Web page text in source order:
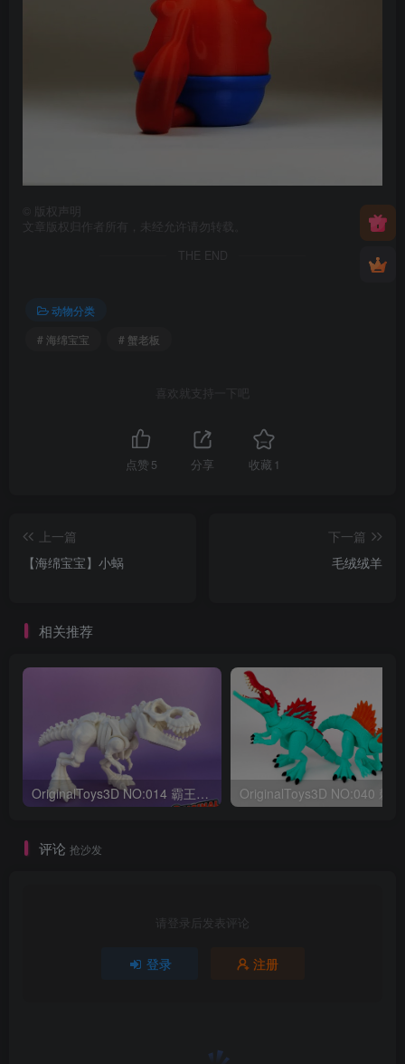
版权声明
文章版权归作者所有，未经允许请勿转载。
THE END
动物分类
# 海绵宝宝
# 蟹老板
喜欢就支持一下吧
点赞 5 分享 收藏 1
上一篇
【海绵宝宝】小蜗
下一篇
毛绒绒羊
相关推荐
OriginalToys3D NO:014 霸王龙骨架
评论 抢沙发
请登录后发表评论
登录 注册